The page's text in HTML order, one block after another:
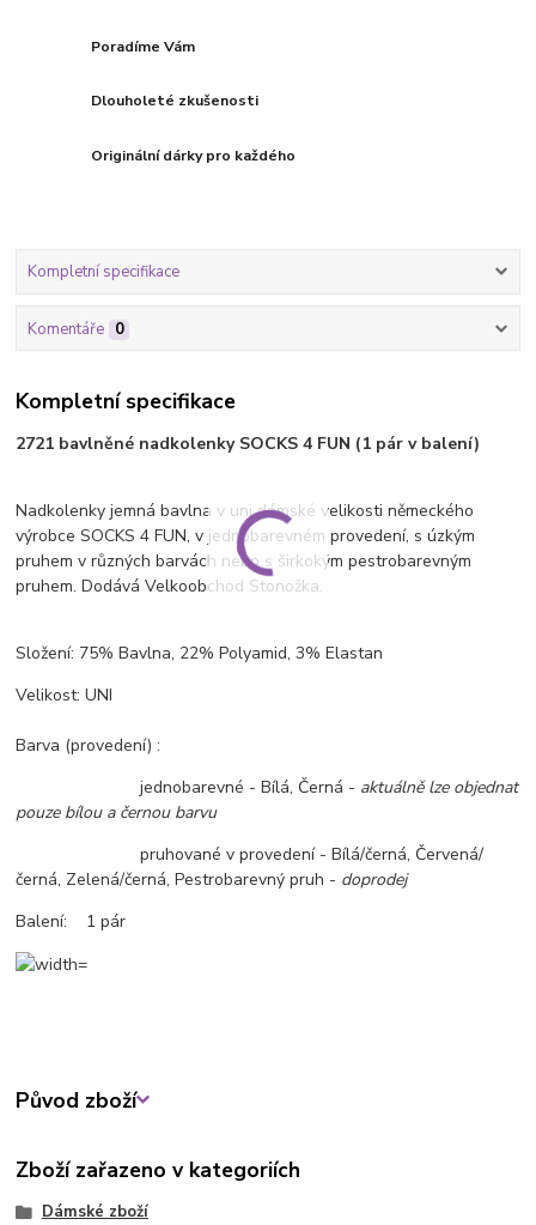
Poradíme Vám
Dlouholeté zkušenosti
Originální dárky pro každého
Kompletní specifikace
Komentáře 0
Kompletní specifikace
2721 bavlněné nadkolenky SOCKS 4 FUN (1 pár v balení)
Nadkolenky jemná bavlna v uni dámské velikosti německého
výrobce SOCKS 4 FUN, v jednobarevném provedení, s úzkým
pruhem v různých barvách nebo s širkokým pestrobarevným
pruhem. Dodává Velkoobchod Stonožka.
Složení: 75% Bavlna, 22% Polyamid, 3% Elastan
Velikost: UNI
Barva (provedení) :
jednobarevné - Bílá, Černá - aktuálně lze objednat
pouze bílou a černou barvu
pruhované v provedení - Bílá/černá, Červená/
černá, Zelená/černá, Pestrobarevný pruh - doprodej
Balení: 1 pár
Původ zboží
Zboží zařazeno v kategoriích
Dámské zboží